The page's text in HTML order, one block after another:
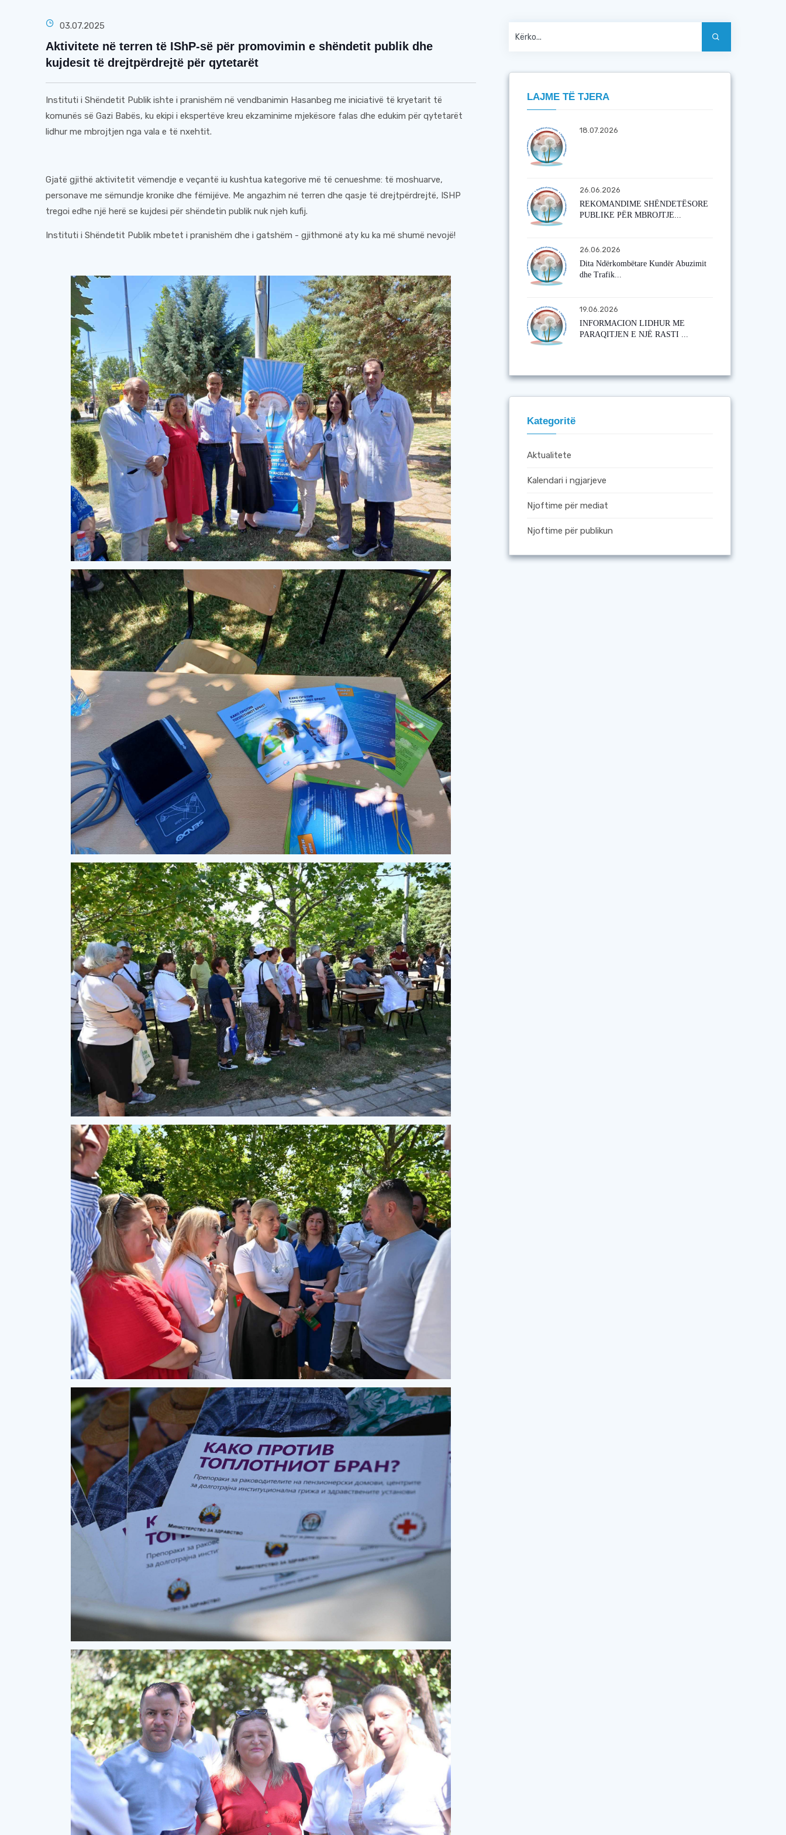
03.07.2025
Aktivitete në terren të IShP-së për promovimin e shëndetit publik dhe
kujdesit të drejtpërdrejtë për qytetarët
Instituti i Shëndetit Publik ishte i pranishëm në vendbanimin Hasanbeg me iniciativë të kryetarit të
komunës së Gazi Babës, ku ekipi i ekspertëve kreu ekzaminime mjekësore falas dhe edukim për qytetarët
lidhur me mbrojtjen nga vala e të nxehtit.
Gjatë gjithë aktivitetit vëmendje e veçantë iu kushtua kategorive më të cenueshme: të moshuarve,
personave me sëmundje kronike dhe fëmijëve. Me angazhim në terren dhe qasje të drejtpërdrejtë, ISHP
tregoi edhe një herë se kujdesi për shëndetin publik nuk njeh kufij.
Instituti i Shëndetit Publik mbetet i pranishëm dhe i gatshëm - gjithmonë aty ku ka më shumë nevojë!
LAJME TË TJERA
18.07.2026
26.06.2026
REKOMANDIME SHËNDETËSORE
PUBLIKE PËR MBROJTJE...
26.06.2026
Dita Ndërkombëtare Kundër Abuzimit
dhe Trafik...
19.06.2026
INFORMACION LIDHUR ME
PARAQITJEN E NJË RASTI ...
Kategoritë
Aktualitete
Kalendari i ngjarjeve
Njoftime për mediat
Njoftime për publikun